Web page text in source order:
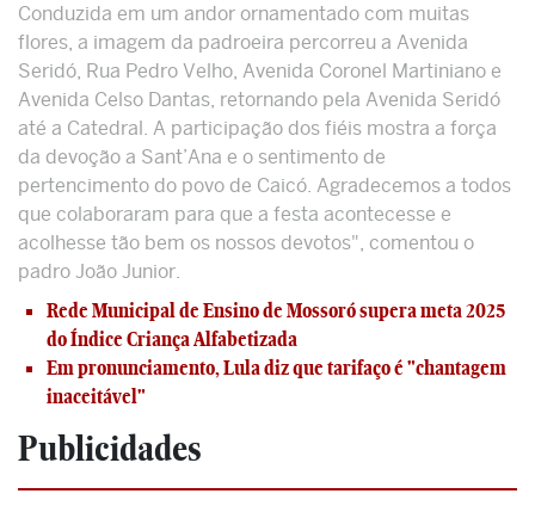
Conduzida em um andor ornamentado com muitas
flores, a imagem da padroeira percorreu a Avenida
Seridó, Rua Pedro Velho, Avenida Coronel Martiniano e
Avenida Celso Dantas, retornando pela Avenida Seridó
até a Catedral. A participação dos fiéis mostra a força
da devoção a Sant’Ana e o sentimento de
pertencimento do povo de Caicó. Agradecemos a todos
que colaboraram para que a festa acontecesse e
acolhesse tão bem os nossos devotos", comentou o
padro João Junior.
Rede Municipal de Ensino de Mossoró supera meta 2025
do Índice Criança Alfabetizada
Em pronunciamento, Lula diz que tarifaço é "chantagem
inaceitável"
Publicidades